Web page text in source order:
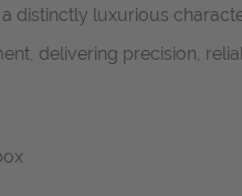
distinctly luxurious
delivering precision,